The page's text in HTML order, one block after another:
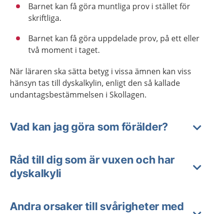
Barnet kan få göra muntliga prov i stället för
skriftliga.
Barnet kan få göra uppdelade prov, på ett eller
två moment i taget.
När läraren ska sätta betyg i vissa ämnen kan viss
hänsyn tas till dyskalkylin, enligt den så kallade
undantagsbestämmelsen i Skollagen.
Vad kan jag göra som förälder?
Råd till dig som är vuxen och har
dyskalkyli
Andra orsaker till svårigheter med